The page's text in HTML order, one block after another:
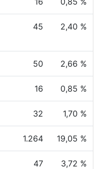
45 2,40 %
50 2,66 %
16 0,85 %
32 1,70 %
1.264 19,05 %
47 3,72 %